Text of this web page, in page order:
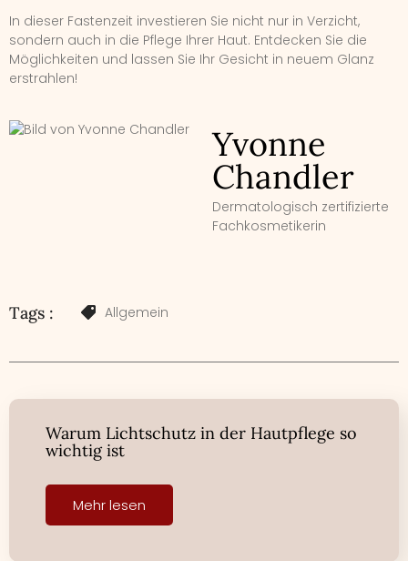
In dieser Fastenzeit investieren Sie nicht nur in Verzicht,
sondern auch in die Pflege Ihrer Haut. Entdecken Sie die
Möglichkeiten und lassen Sie Ihr Gesicht in neuem Glanz
erstrahlen!
Yvonne
Chandler
Dermatologisch zertifizierte
Fachkosmetikerin
Tags : Allgemein
Warum Lichtschutz in der Hautpflege so
wichtig ist
Mehr lesen